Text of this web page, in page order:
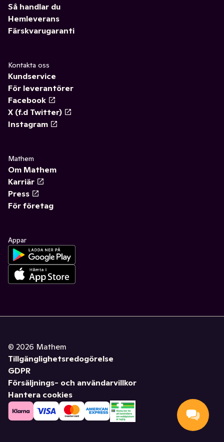
Så handlar du
Hemleverans
Färskvarugaranti
Kontakta oss
Kundservice
För leverantörer
Facebook
X (f.d Twitter)
Instagram
Mathem
Om Mathem
Karriär
Press
För företag
Appar
© 2026 Mathem
Tillgänglighetsredogörelse
GDPR
Försäljnings- och användarvillkor
Hantera cookies